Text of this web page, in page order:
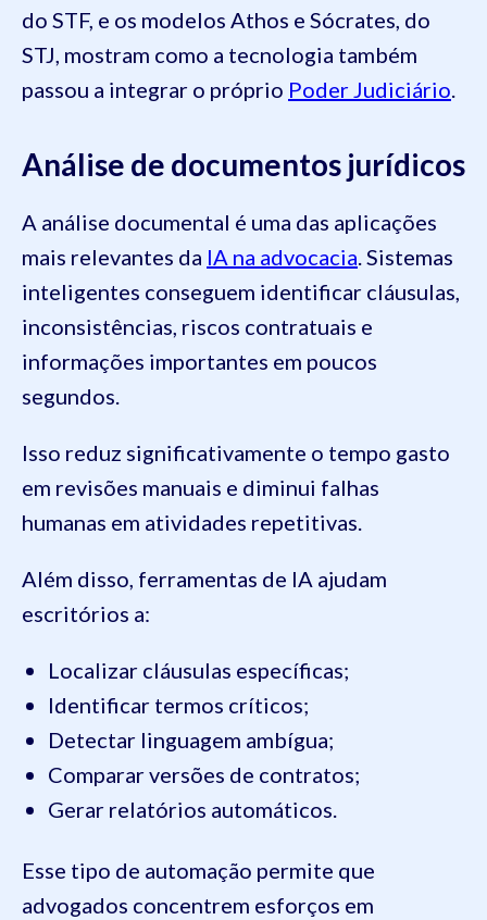
do STF, e os modelos Athos e Sócrates, do
STJ, mostram como a tecnologia também
passou a integrar o próprio Poder Judiciário.
Análise de documentos jurídicos
A análise documental é uma das aplicações
mais relevantes da IA na advocacia. Sistemas
inteligentes conseguem identificar cláusulas,
inconsistências, riscos contratuais e
informações importantes em poucos
segundos.
Isso reduz significativamente o tempo gasto
em revisões manuais e diminui falhas
humanas em atividades repetitivas.
Além disso, ferramentas de IA ajudam
escritórios a:
Localizar cláusulas específicas;
Identificar termos críticos;
Detectar linguagem ambígua;
Comparar versões de contratos;
Gerar relatórios automáticos.
Esse tipo de automação permite que
advogados concentrem esforços em